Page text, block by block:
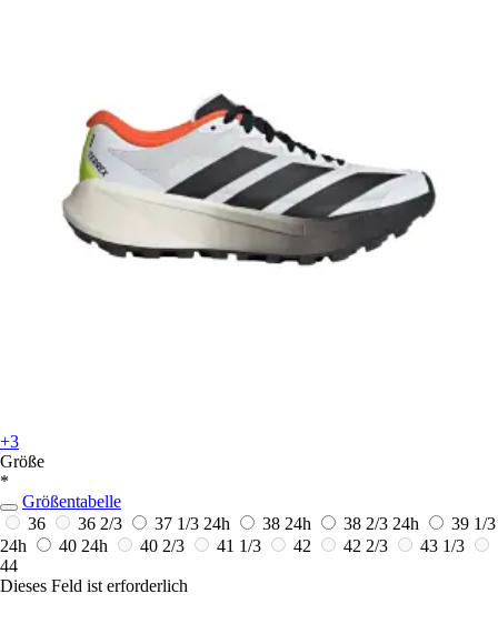
+3
Größe
*
Größentabelle
36
36 2/3 37 1/3 24h 38 24h 38 2/3 24h
39 1/3
24h
40 24h 40 2/3 41 1/3 42 42 2/3
43 1/3
44
Dieses Feld ist erforderlich